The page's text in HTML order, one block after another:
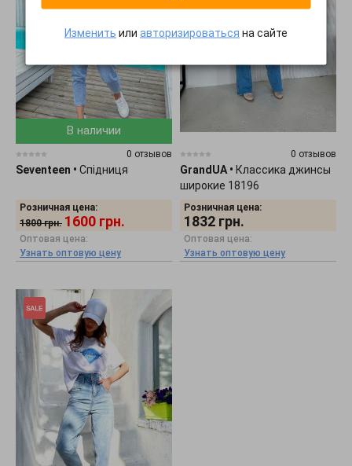
В наличии
0 отзывов
Seventeen • Спідниця
Розничная цена:
1800 грн. 1600 грн.
Оптовая цена:
Узнать оптовую цену
0 отзывов
GrandUA • Классика джинсы
широкие 18196
Розничная цена:
1832 грн.
Оптовая цена:
Узнать оптовую цену
Изменить или авторизироваться на сайте